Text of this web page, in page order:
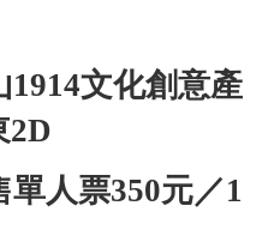
文化創意產
2D
人票350元／1